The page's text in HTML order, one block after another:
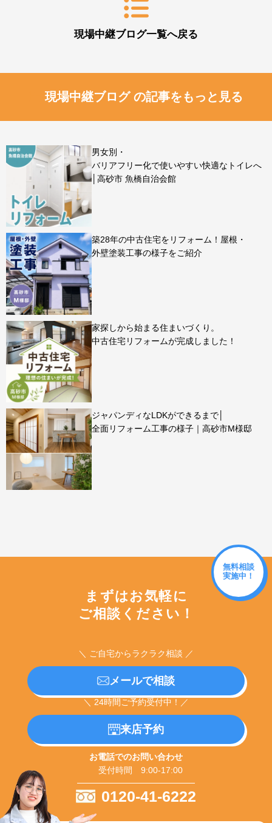
現場中継ブログ一覧へ戻る
現場中継ブログ の記事をもっと見る
男女別・
バリアフリー化で使いやすい快適なトイレへ
│高砂市 魚橋自治会館
築28年の中古住宅をリフォーム！屋根・
外壁塗装工事の様子をご紹介
家探しから始まる住まいづくり。
中古住宅リフォームが完成しました！
ジャパンディなLDKができるまで│
全面リフォーム工事の様子｜高砂市M様邸
無料相談
実施中！
まずはお気軽に
ご相談ください！
＼ ご自宅からラクラク相談 ／
メールで相談
＼ 24時間ご予約受付中！／
来店予約
お電話でのお問い合わせ
受付時間 9:00-17:00
0120-41-6222